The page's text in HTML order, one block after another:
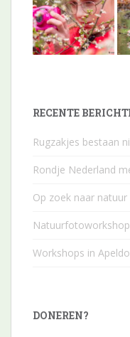
RECENTE
Rugzakjes bestaan
Rondje Nederland
Op zoek naar natuur
Workshops in
DONEREN?